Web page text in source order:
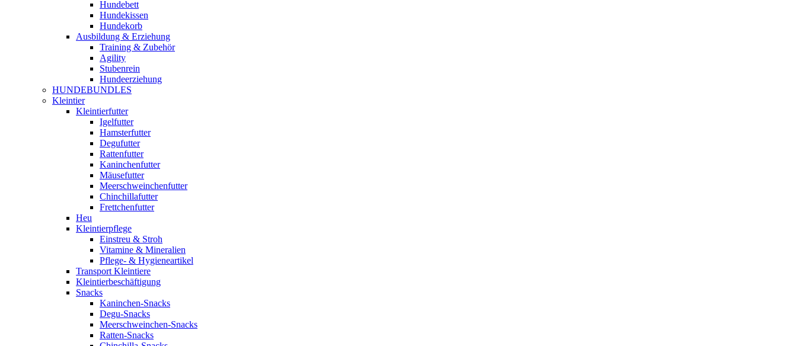
Hundebett
Hundekissen
Hundekorb
Ausbildung & Erziehung
Training & Zubehör
Agility
Stubenrein
Hundeerziehung
HUNDEBUNDLES
Kleintier
Kleintierfutter
Igelfutter
Hamsterfutter
Degufutter
Rattenfutter
Kaninchenfutter
Mäusefutter
Meerschweinchenfutter
Chinchillafutter
Frettchenfutter
Heu
Kleintierpflege
Einstreu & Stroh
Vitamine & Mineralien
Pflege- & Hygieneartikel
Transport Kleintiere
Kleintierbeschäftigung
Snacks
Kaninchen-Snacks
Degu-Snacks
Meerschweinchen-Snacks
Ratten-Snacks